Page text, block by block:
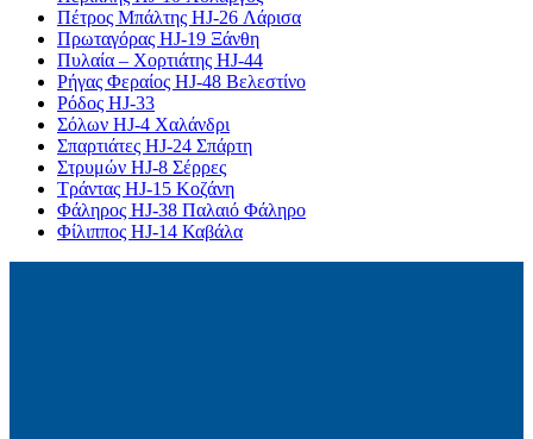
Πέτρος Μπάλτης HJ-26 Λάρισα
Πρωταγόρας HJ-19 Ξάνθη
Πυλαία – Χορτιάτης HJ-44
Ρήγας Φεραίος HJ-48 Βελεστίνο
Ρόδος HJ-33
Σόλων HJ-4 Χαλάνδρι
Σπαρτιάτες HJ-24 Σπάρτη
Στρυμών HJ-8 Σέρρες
Τράντας HJ-15 Κοζάνη
Φάληρος HJ-38 Παλαιό Φάληρο
Φίλιππος HJ-14 Καβάλα